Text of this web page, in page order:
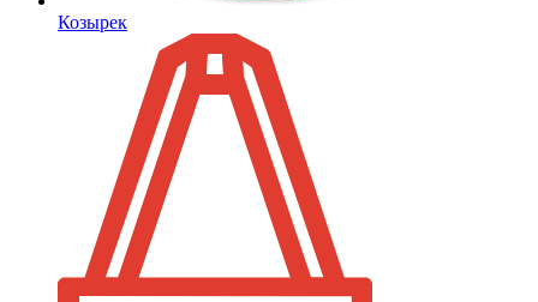
Козырек